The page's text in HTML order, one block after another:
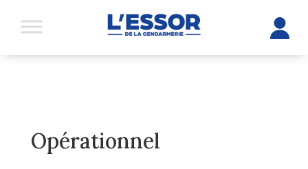
Opérationnel